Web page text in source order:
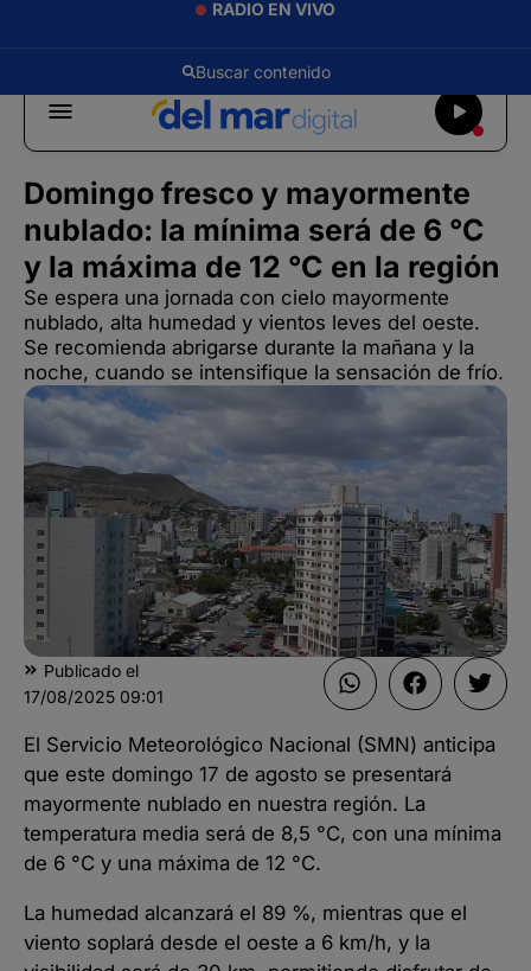
RADIO EN VIVO
Domingo fresco y mayormente
nublado: la mínima será de 6 °C
y la máxima de 12 °C en la región
Se espera una jornada con cielo mayormente
nublado, alta humedad y vientos leves del oeste.
Se recomienda abrigarse durante la mañana y la
noche, cuando se intensifique la sensación de frío.
Publicado el
17/08/2025 09:01
El Servicio Meteorológico Nacional (SMN) anticipa
que este domingo 17 de agosto se presentará
mayormente nublado en nuestra región. La
temperatura media será de 8,5 °C, con una mínima
de 6 °C y una máxima de 12 °C.
La humedad alcanzará el 89 %, mientras que el
viento soplará desde el oeste a 6 km/h, y la